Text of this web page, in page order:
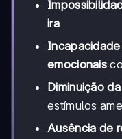
ira
emocionais
Diminuição
estímulos
Ausência de